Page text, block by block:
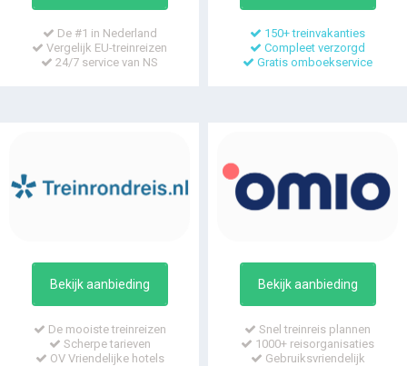
De #1 in Nederland
Vergelijk EU-treinreizen
24/7 service van NS
150+ treinvakanties
Compleet verzorgd
Gratis omboekservice
Bekijk aanbieding
De mooiste treinreizen
Scherpe tarieven
OV Vriendelijke hotels
Bekijk aanbieding
Snel treinreis plannen
1000+ reisorganisaties
Gebruiksvriendelijk